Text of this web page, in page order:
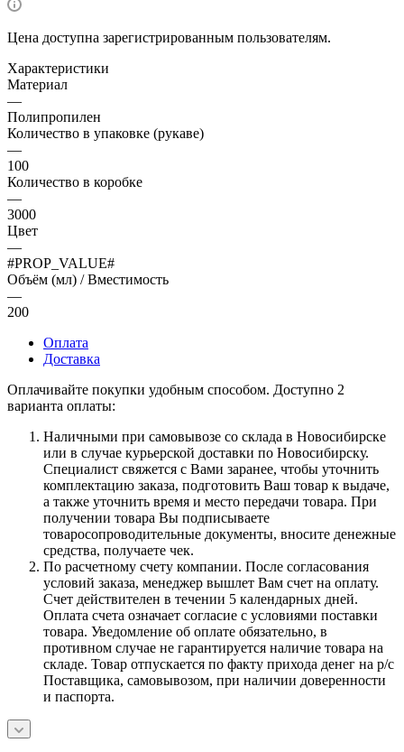
Цена доступна зарегистрированным пользователям.
Характеристики
Материал
—
Полипропилен
Количество в упаковке (рукаве)
—
100
Количество в коробке
—
3000
Цвет
—
#PROP_VALUE#
Объём (мл) / Вместимость
—
200
Оплата
Доставка
Оплачивайте покупки удобным способом. Доступно 2
варианта оплаты:
Наличными при самовывозе со склада в Новосибирске
или в случае курьерской доставки по Новосибирску.
Специалист свяжется с Вами заранее, чтобы уточнить
комплектацию заказа, подготовить Ваш товар к выдаче,
а также уточнить время и место передачи товара. При
получении товара Вы подписываете
товаросопроводительные документы, вносите денежные
средства, получаете чек.
По расчетному счету компании. После согласования
условий заказа, менеджер вышлет Вам счет на оплату.
Счет действителен в течении 5 календарных дней.
Оплата счета означает согласие с условиями поставки
товара. Уведомление об оплате обязательно, в
противном случае не гарантируется наличие товара на
складе. Товар отпускается по факту прихода денег на р/с
Поставщика, самовывозом, при наличии доверенности
и паспорта.